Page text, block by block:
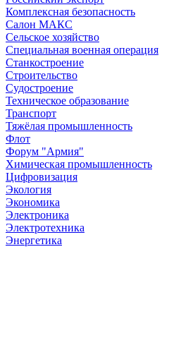
Комплексная безопасность
Салон МАКС
Сельское хозяйство
Специальная военная операция
Станкостроение
Строительство
Судостроение
Техническое образование
Транспорт
Тяжёлая промышленность
Флот
Форум "Армия"
Химическая промышленность
Цифровизация
Экология
Экономика
Электроника
Электротехника
Энергетика